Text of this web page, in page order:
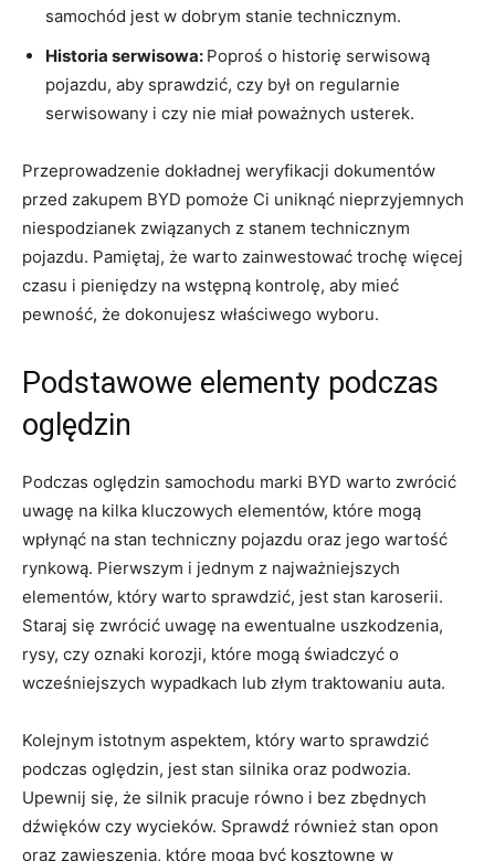
samochód ‌jest w dobrym stanie technicznym.
Historia serwisowa: Poproś o‌ historię serwisową
pojazdu, aby sprawdzić, czy był ‌on regularnie
serwisowany i czy nie miał poważnych usterek.
Przeprowadzenie dokładnej ⁣weryfikacji dokumentów
przed zakupem BYD pomoże ⁤Ci uniknąć nieprzyjemnych
niespodzianek ‍związanych‌ z stanem ‍technicznym
pojazdu. Pamiętaj, ⁤że ‍warto zainwestować trochę więcej
czasu i pieniędzy na wstępną kontrolę, ⁤aby mieć
pewność, że dokonujesz właściwego wyboru.
Podstawowe elementy podczas
oględzin
Podczas oględzin‍ samochodu marki BYD warto⁣ zwrócić
uwagę na kilka kluczowych elementów, które mogą
wpłynąć na stan ⁢techniczny pojazdu oraz jego wartość
rynkową. Pierwszym i jednym ‌z najważniejszych
elementów, który warto sprawdzić, jest ⁤stan karoserii.
Staraj się zwrócić⁤ uwagę ‌na ewentualne uszkodzenia,
rysy, czy oznaki korozji, które ⁣mogą świadczyć o
⁣wcześniejszych wypadkach lub⁢ złym traktowaniu auta.
Kolejnym istotnym aspektem, który warto ​sprawdzić
podczas oględzin, jest stan silnika​ oraz podwozia.
Upewnij się, że silnik pracuje równo ⁣i bez zbędnych
dźwięków czy wycieków. ​Sprawdź również stan opon
oraz zawieszenia, które mogą być kosztowne w